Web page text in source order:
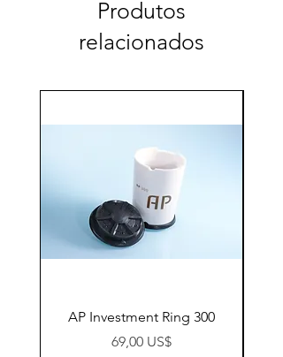
Produtos
relacionados
AP Investment Ring 300
Preço
69,00 US$